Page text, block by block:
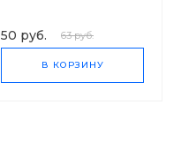
50 руб. 63 руб.
В КОРЗИНУ